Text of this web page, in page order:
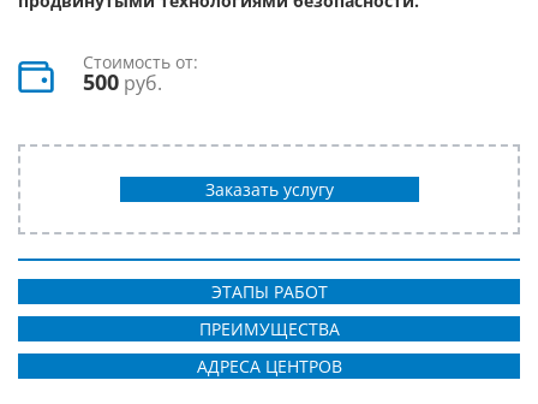
Стоимость от:
500 руб.
Заказать услугу
ЭТАПЫ РАБОТ
ПРЕИМУЩЕСТВА
АДРЕСА ЦЕНТРОВ